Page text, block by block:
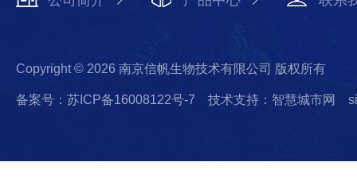
Copyright © 2026 南京信帆生物技术有限公司 版权所有
备案号：苏ICP备16008122号-7 技术支持：智慧城市网